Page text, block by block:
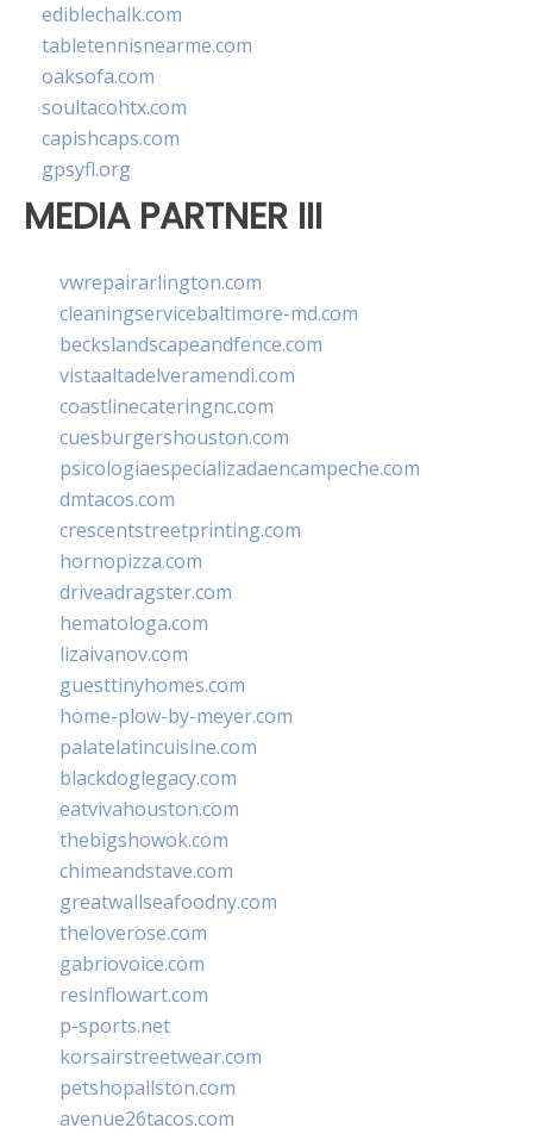
ediblechalk.com
tabletennisnearme.com
oaksofa.com
soultacohtx.com
capishcaps.com
gpsyfl.org
MEDIA PARTNER III
vwrepairarlington.com
cleaningservicebaltimore-md.com
beckslandscapeandfence.com
vistaaltadelveramendi.com
coastlinecateringnc.com
cuesburgershouston.com
psicologiaespecializadaencampeche.com
dmtacos.com
crescentstreetprinting.com
hornopizza.com
driveadragster.com
hematologa.com
lizaivanov.com
guesttinyhomes.com
home-plow-by-meyer.com
palatelatincuisine.com
blackdoglegacy.com
eatvivahouston.com
thebigshowok.com
chimeandstave.com
greatwallseafoodny.com
theloverose.com
gabriovoice.com
resinflowart.com
p-sports.net
korsairstreetwear.com
petshopallston.com
avenue26tacos.com